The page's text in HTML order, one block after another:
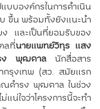
บองค์กรในการดำเนิน
ขึ้น พร้อมทั้งยังแนะนำ
ง และเป็นที่ยอมรับของ
ลที่นายแพทย์วิทุร แสง
ง พุฒตาลนักสื่อสาร
รุงเทพ (สว. สมัยแรก
ณดำรง พุฒตาล ในช่วง
น่ใจว่าโครงการนี้จะทำ